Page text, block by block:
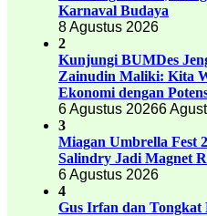
Karnaval Budaya
8 Agustus 2026
2
Kunjungi BUMDes
Zainudin Maliki: Kita
Ekonomi dengan
6 Agustus 20266
3
Miagan Umbrella Fest
Salindry Jadi Magnet
6 Agustus 2026
4
Gus Irfan dan Tongkat